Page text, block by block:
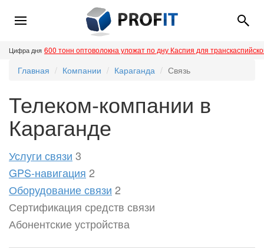
Цифра дня 600 тонн оптоволокна уложат по дну Каспия для
Главная Компании Караганда Связь
Телеком-компании в
Караганде
Услуги связи 3
GPS-навигация 2
Оборудование связи 2
Сертификация средств связи
Абонентские устройства